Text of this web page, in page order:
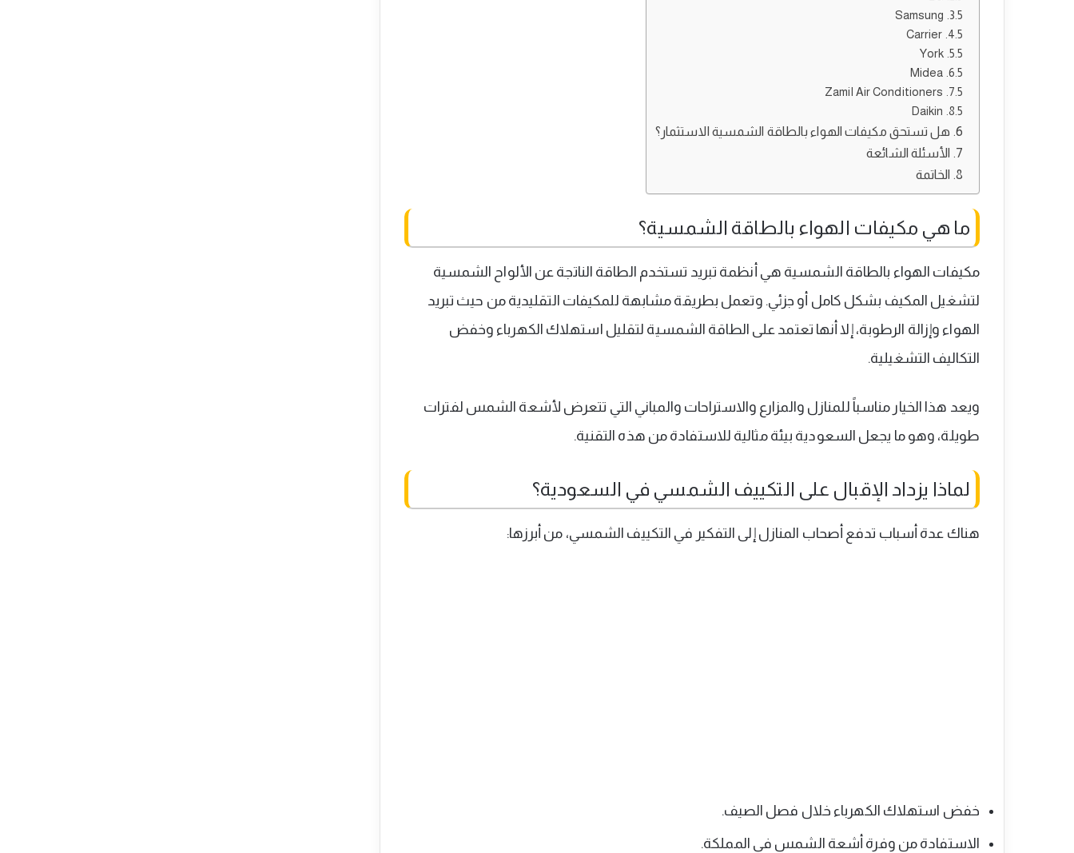
Samsung
Carrier
York
Midea
Zamil Air Conditioners
Daikin
هل تستحق مكيفات الهواء بالطاقة الشمسية الاستثمار؟
الأسئلة الشائعة
الخاتمة
ما هي مكيفات الهواء بالطاقة الشمسية؟
مكيفات الهواء بالطاقة الشمسية هي أنظمة تبريد تستخدم الطاقة الناتجة عن الألواح الشمسية
لتشغيل المكيف بشكل كامل أو جزئي. وتعمل بطريقة مشابهة للمكيفات التقليدية من حيث تبريد
الهواء وإزالة الرطوبة، إلا أنها تعتمد على الطاقة الشمسية لتقليل استهلاك الكهرباء وخفض
التكاليف التشغيلية.
ويعد هذا الخيار مناسباً للمنازل والمزارع والاستراحات والمباني التي تتعرض لأشعة الشمس لفترات
طويلة، وهو ما يجعل السعودية بيئة مثالية للاستفادة من هذه التقنية.
لماذا يزداد الإقبال على التكييف الشمسي في السعودية؟
هناك عدة أسباب تدفع أصحاب المنازل إلى التفكير في التكييف الشمسي، من أبرزها:
خفض استهلاك الكهرباء خلال فصل الصيف.
الاستفادة من وفرة أشعة الشمس في المملكة.